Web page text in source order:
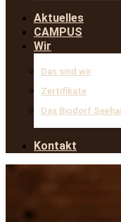
Aktuelles
CAMPUS
Wir
Das sind wir
Zertifikate
Das Biodorf
Kontakt